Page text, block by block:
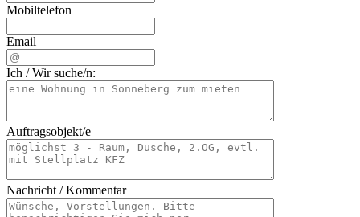
Mobiltelefon
Email
Ich / Wir suche/n:
Auftragsobjekt/e
Nachricht / Kommentar